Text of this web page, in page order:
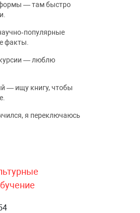
— там быстро
факты.
— люблю
— ищу книгу, чтобы
я переключаюсь